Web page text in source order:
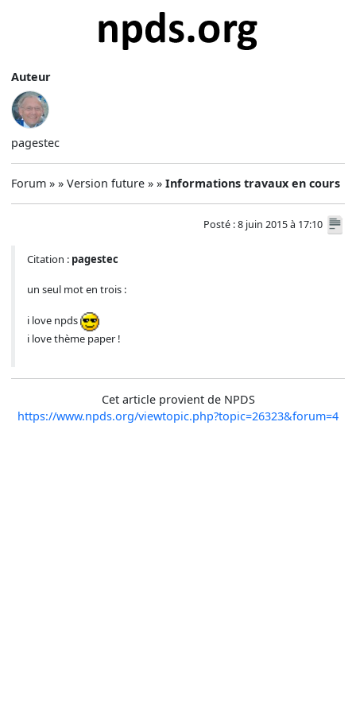
Auteur
pagestec
Forum » » Version future » »Informations travaux en cours
Posté : 8 juin 2015 à 17:10
Citation : pagestec
un seul mot en trois :
i love npds
i love thème paper !
Cet article provient de NPDS
https://www.npds.org/viewtopic.php?topic=26323&forum=4